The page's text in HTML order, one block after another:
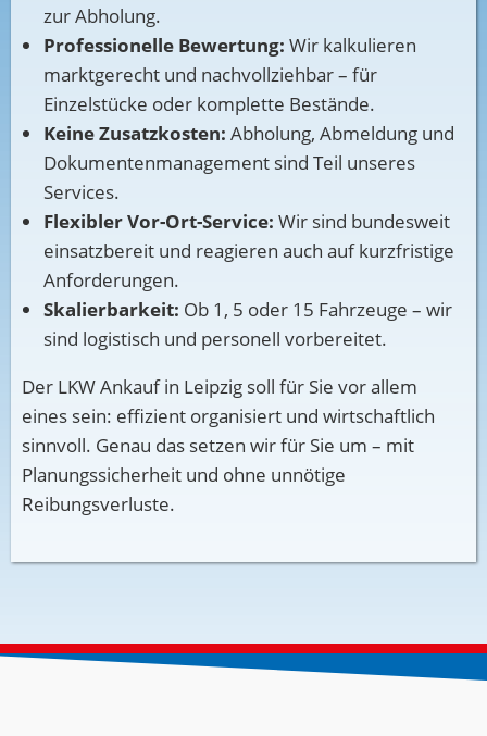
zur Abholung.
Professionelle Bewertung: Wir kalkulieren
marktgerecht und nachvollziehbar – für
Einzelstücke oder komplette Bestände.
Keine Zusatzkosten: Abholung, Abmeldung und
Dokumentenmanagement sind Teil unseres
Services.
Flexibler Vor-Ort-Service: Wir sind bundesweit
einsatzbereit und reagieren auch auf kurzfristige
Anforderungen.
Skalierbarkeit: Ob 1, 5 oder 15 Fahrzeuge – wir
sind logistisch und personell vorbereitet.
Der LKW Ankauf in Leipzig soll für Sie vor allem
eines sein: effizient organisiert und wirtschaftlich
sinnvoll. Genau das setzen wir für Sie um – mit
Planungssicherheit und ohne unnötige
Reibungsverluste.